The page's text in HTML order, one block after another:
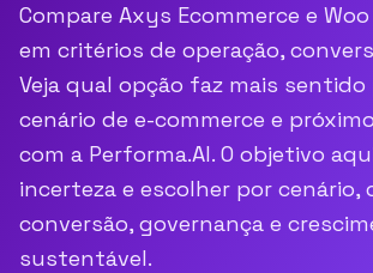
Compare Axys Ecommerce e
em critérios de operação,
Veja qual opção faz mais sentido
cenário de e-commerce e
com a Performa.AI. O objetivo
incerteza e escolher por cenário,
conversão, governança e
sustentável.